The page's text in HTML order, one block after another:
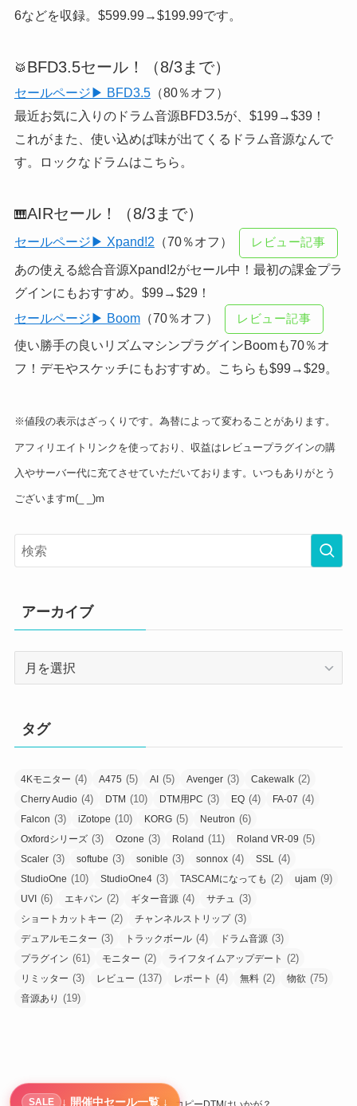
6などを収録。$599.99→$199.99です。
🥁 BFD3.5セール！（8/3まで）
セールページ▶ BFD3.5（80％オフ）
最近お気に入りのドラム音源BFD3.5が、$199→$39！
これがまた、使い込めば味が出てくるドラム音源なんで
す。ロックなドラムはこちら。
🎹AIRセール！（8/3まで）
セールページ▶ Xpand!2 （70％オフ） レビュー記事
あの使える総合音源Xpand!2がセール中！最初の課金プラ
グインにもおすすめ。$99→$29！
セールページ▶ Boom（70％オフ） レビュー記事
使い勝手の良いリズムマシンプラグインBoomも70％オ
フ！デモやスケッチにもおすすめ。こちらも$99→$29。
※値段の表示はざっくりです。為替によって変わることがあります。
アフィリエイトリンクを使っており、収益はレビュープラグインの購
入やサーバー代に充てさせていただいております。いつもありがとう
ございますm(_ _)m
アーカイブ
ブ
タグ
4Kモニター (4) A475 (5) AI (5) Avenger (3) Cakewalk (2)
Cherry Audio (4) DTM (10) DTM用PC (3) EQ (4) FA-07 (4)
Falcon (3) iZotope (10) KORG (5) Neutron (6)
Oxfordシリーズ (3) Ozone (3) Roland (11) Roland VR-09 (5)
Scaler (3) softube (3) sonible (3) sonnox (4) SSL (4)
StudioOne (10) StudioOne4 (3) TASCAMになっても (2) ujam (9)
UVI (6) エキパン (2) ギター音源 (4) サチュ (3)
ショートカットキー (2) チャンネルストリップ(3)
デュアルモニター (3) トラックボール (4) ドラム音源 (3)
プラグイン (61) モニター (2) ライフタイムアップデート (2)
リミッター (3) レビュー (137) レポート (4) 無料 (2) 物欲 (75)
音源あり (19)
SALE ↓ 開催中セール一覧 ↓